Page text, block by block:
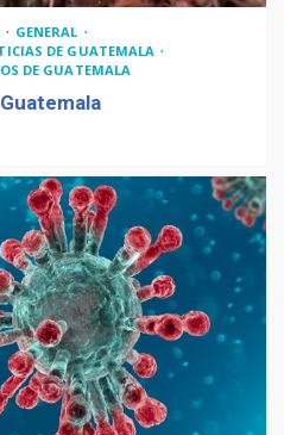
GENERAL
DE GUATEMALA
DE GUATEMALA